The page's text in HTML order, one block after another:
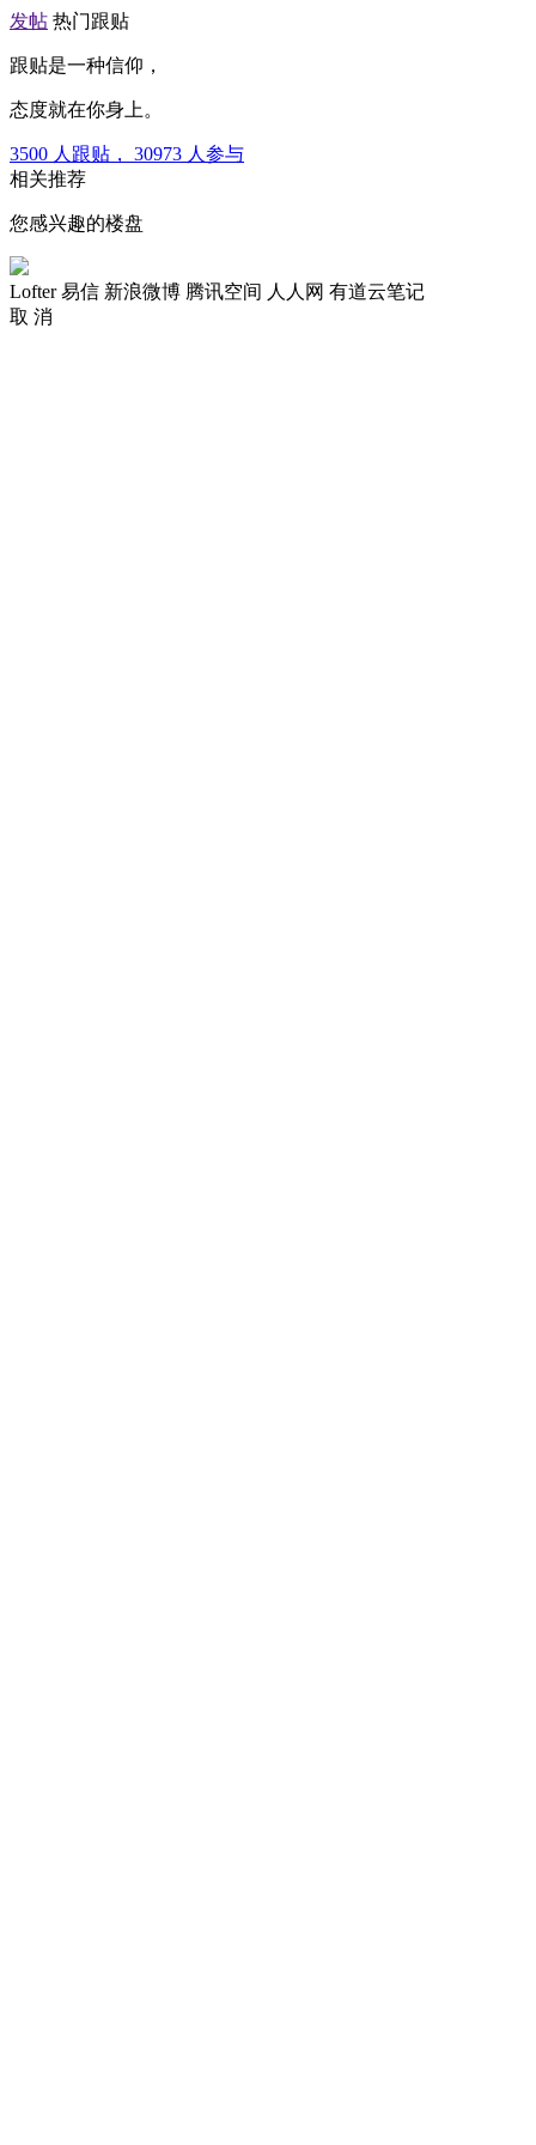
发帖 热门跟贴
跟贴是一种信仰，
态度就在你身上。
3500 人跟贴， 30973 人参与
相关推荐
您感兴趣的楼盘
Lofter 易信 新浪微博 腾讯空间 人人网 有道云笔记
取 消